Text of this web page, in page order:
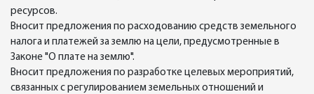
ресурсов.
Вносит предложения по расходованию средств земельного
налога и платежей за землю на цели, предусмотренные в
Законе "О плате на землю".
Вносит предложения по разработке целевых мероприятий,
связанных с регулированием земельных отношений и